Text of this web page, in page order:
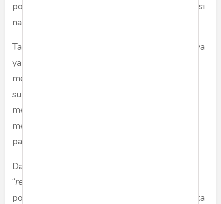
politik yang bisa dimanfaatkan untuk konsolidasi
narasi.
Tapi akai
juga menyimpan kerugiannya
yang jauh lebih kompleks, yakni publik bisa
menilai
substansi, kehilangan kesempatan
menyampaikan kritik secara langsung, sampai
menimbulkan persepsi destruktif terhadap
parlemen sebagai lembaga.
Dari perspektif John Rawls tentang
“reasonableness in public reason
politik seharusnya tetap berada dalam kerangka